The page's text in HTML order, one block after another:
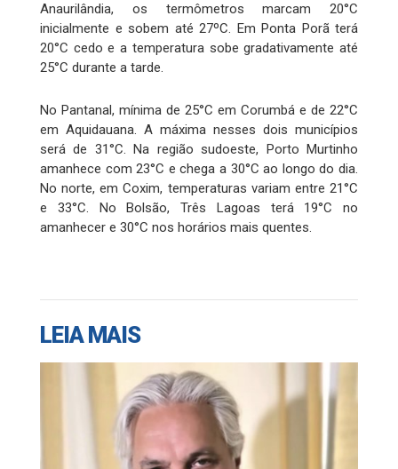
Anaurilândia, os termômetros marcam 20°C
inicialmente e sobem até 27ºC. Em Ponta Porã terá
20°C cedo e a temperatura sobe gradativamente até
25°C durante a tarde.
No Pantanal, mínima de 25°C em Corumbá e de 22°C
em Aquidauana. A máxima nesses dois municípios
será de 31°C. Na região sudoeste, Porto Murtinho
amanhece com 23°C e chega a 30°C ao longo do dia.
No norte, em Coxim, temperaturas variam entre 21°C
e 33°C. No Bolsão, Três Lagoas terá 19°C no
amanhecer e 30°C nos horários mais quentes.
LEIA MAIS